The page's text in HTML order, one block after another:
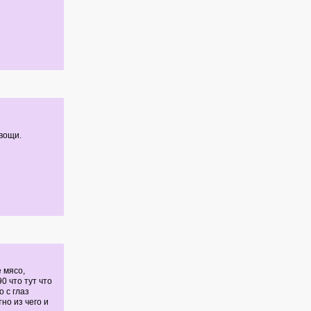
мясо,
что тут что
с глаз
из чего и